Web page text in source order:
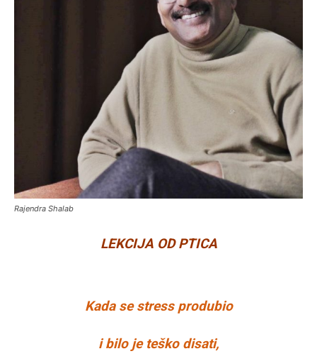
Rajendra Shalab
LEKCIJA OD PTICA
Kada se stress produbio
i bilo je teško disati,